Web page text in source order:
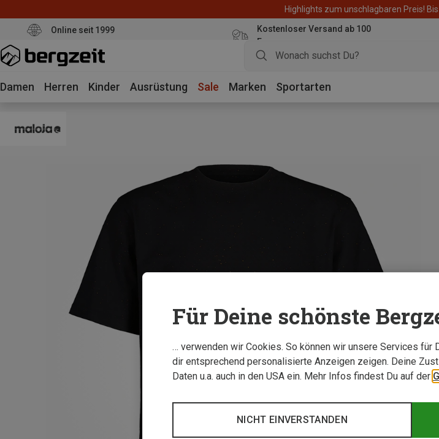
Highlights zum unschlagbaren Preis!
Online seit 1999
Kostenloser Versand ab 100
Euro
Damen Herren Kinder Ausrüstung Sale Marken Sportarten
Für Deine schönste
… verwenden wir Cookies. So können wir unsere Services für
dir entsprechend personalisierte Anzeigen zeigen. Deine
Daten u.a. auch in den USA ein. Mehr Infos findest Du auf der
NICHT EINVERSTANDEN